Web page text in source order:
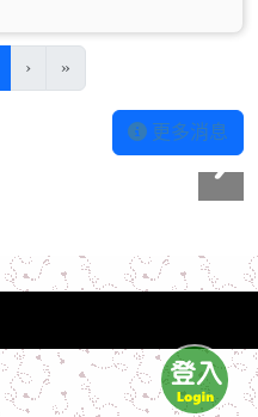
(目前頁次)
› »
更多消息